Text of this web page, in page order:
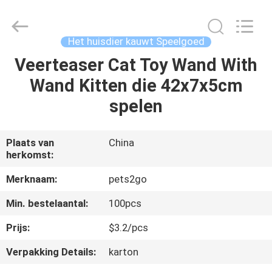
HUIS
ONGEVEER
ONS
FABRIEKSREIS
ONS
Co.Ltd.
Het huisdier kauwt Speelgoed
Veerteaser Cat Toy Wand With
Wand Kitten die 42x7x5cm
spelen
Plaats van
herkomst:
China
Merknaam:
pets2go
Min. bestelaantal:
100pcs
Prijs:
$3.2/pcs
Verpakking Details:
karton